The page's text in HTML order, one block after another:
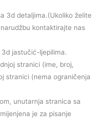
3d detaljima.(Ukoliko želite
kontaktirajte nas
jastučić-ljepilima.
stranici (ime, broj,
stranici (nema ograničenja
unutarnja stranica sa
je za pisanje